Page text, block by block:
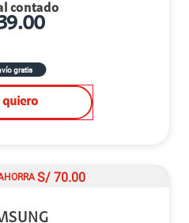
contado
gratis
quiero
S/ 70.00